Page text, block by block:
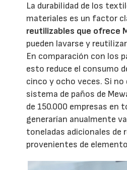
La durabilidad de los
materiales es un factor
reutilizables que ofrece
pueden lavarse y
En comparación con los
esto reduce el consumo
cinco y ocho veces. Si no
sistema de paños de
de 150.000 empresas en
generarían anualmente
toneladas adicionales de
provenientes de